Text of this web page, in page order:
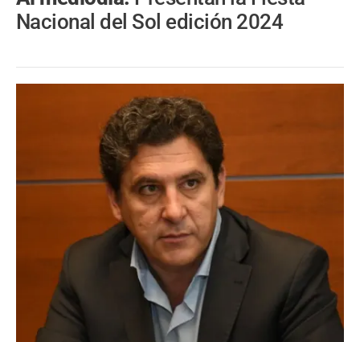
Nacional del Sol edición 2024